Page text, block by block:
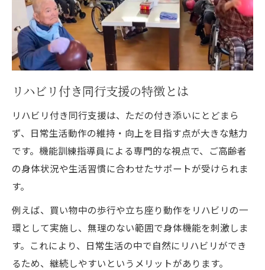
リハビリ付き同行支援の特徴とは
リハビリ付き同行支援は、ただの付き添いにとどまら
ず、日常生活動作の維持・向上を目指す点が大きな魅力
です。機能訓練指導員による専門的な視点で、ご高齢者
の身体状況や生活習慣に合わせたサポートが受けられま
す。
例えば、買い物中の歩行や立ち座り動作をリハビリの一
環として実施し、無理のない範囲で身体機能を刺激しま
す。これにより、日常生活の中で自然にリハビリができ
るため、継続しやすいというメリットがあります。